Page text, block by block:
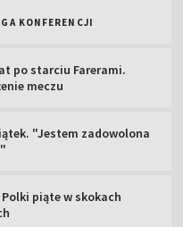
KONFERENCJI
po starciu Farerami.
meczu
"Jestem zadowolona
Polki piąte w skokach